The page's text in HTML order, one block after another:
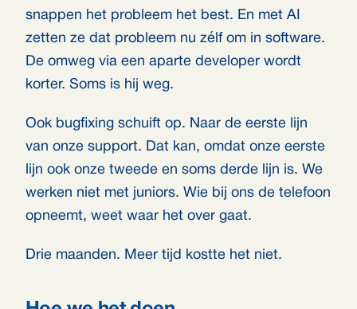
snappen het probleem het best. En met AI
zetten ze dat probleem nu zélf om in software.
De omweg via een aparte developer wordt
korter. Soms is hij weg.
Ook bugfixing schuift op. Naar de eerste lijn
van onze support. Dat kan, omdat onze eerste
lijn ook onze tweede en soms derde lijn is. We
werken niet met juniors. Wie bij ons de telefoon
opneemt, weet waar het over gaat.
Drie maanden. Meer tijd kostte het niet.